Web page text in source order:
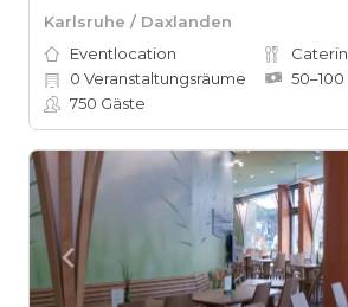
Karlsruhe / Daxlanden
Eventlocation
0 Veranstaltungsräume
750 Gäste